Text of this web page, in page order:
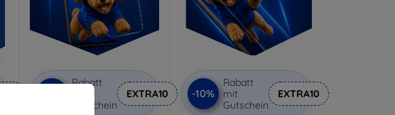
Rabatt
Gutschein
EXTRA10 -10%
Rabatt
mit
Gutschein
EXTRA10